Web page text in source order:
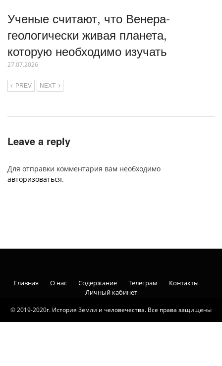
Ученые считают, что Венера-
геологически живая планета,
которую необходимо изучать
27.07.2026
PREV NEXT
Leave a reply
Для отправки комментария вам необходимо
авторизоваться.
© 2019-2020г. История Земли и человечества. Все права защищены
Главная О нас Содержание Телеграм
Контакты
Личный кабинет